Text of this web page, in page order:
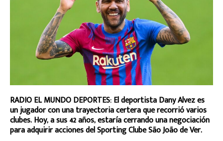
RADIO EL MUNDO DEPORTES: El deportista Dany Alvez es
un jugador con una trayectoria certera que recorrió varios
clubes. Hoy, a sus 42 años, estaría cerrando una negociación
para adquirir acciones del Sporting Clube São João de Ver.